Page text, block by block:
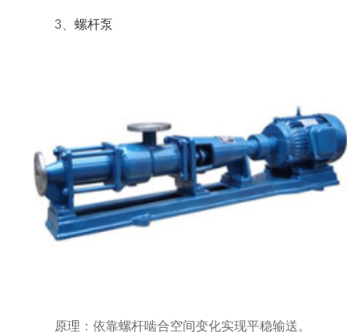
3、螺杆泵
原理：依靠螺杆啮合空间变化实现平稳输送。